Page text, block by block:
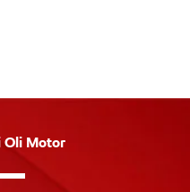
Oli Motor